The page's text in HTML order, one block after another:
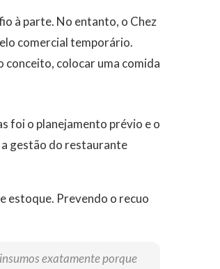
à parte. No entanto, o Chez
comercial temporário.
colocar uma comida
foi o planejamento prévio e o
gestão do restaurante
estoque. Prevendo o recuo
exatamente porque